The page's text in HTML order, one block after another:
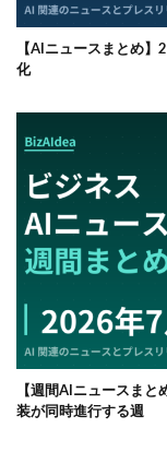
【AIニュースまとめ
化
【週間AIニュースま
装が同時進行する週